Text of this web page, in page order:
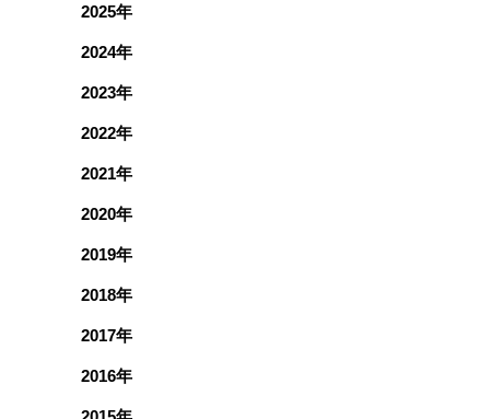
2025年
2024年
2023年
2022年
2021年
2020年
2019年
2018年
2017年
2016年